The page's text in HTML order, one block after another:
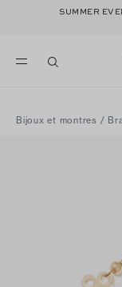
SUMMER
Bijoux et montres /